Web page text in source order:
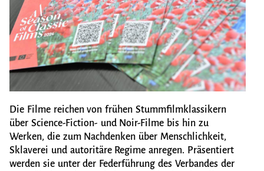
Die Filme reichen von frühen Stummfilmklassikern
über Science-Fiction- und Noir-Filme bis hin zu
Werken, die zum Nachdenken über Menschlichkeit,
Sklaverei und autoritäre Regime anregen. Präsentiert
werden sie unter der Federführung des Verbandes der